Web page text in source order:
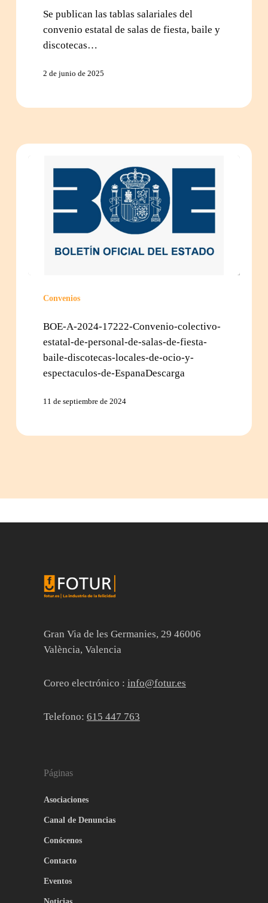
Se publican las tablas salariales del
convenio estatal de salas de fiesta, baile y
discotecas…
2 de junio de 2025
Convenios
BOE-A-2024-17222-Convenio-colectivo-
estatal-de-personal-de-salas-de-fiesta-
baile-discotecas-locales-de-ocio-y-
espectaculos-de-EspanaDescarga
11 de septiembre de 2024
Gran Via de les Germanies, 29 46006
València, Valencia
Coreo electrónico : info@fotur.es
Telefono: 615 447 763
Páginas
Asociaciones
Canal de Denuncias
Conócenos
Contacto
Eventos